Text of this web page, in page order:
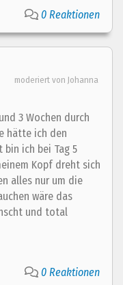
0 Reaktionen
moderiert von Johanna
3 Wochen durch
hätte ich den
ich bei Tag 5
Kopf dreht sich
alles nur um die
wäre das
und total
0 Reaktionen